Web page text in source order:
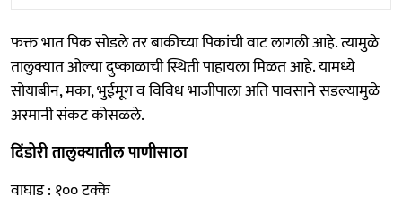
फक्त भात पिक सोडले तर बाकीच्या पिकांची वाट लागली आहे. त्यामुळे
तालुक्यात ओल्या दुष्काळाची स्थिती पाहायला मिळत आहे. यामध्ये
सोयाबीन, मका, भुईमूग व विविध भाजीपाला अति पावसाने सडल्यामुळे
अस्मानी संकट कोसळले.
दिंडोरी तालुक्यातील पाणीसाठा
वाघाड : १०० टक्के